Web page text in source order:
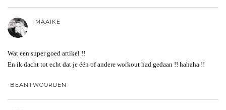
MAAIKE
Wat een super goed artikel !!
En ik dacht tot echt dat je één of andere workout had gedaan !! hahaha !!
BEANTWOORDEN